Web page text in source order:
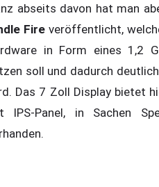
abseits davon hat man
Fireveröffentlicht,
in Form eines 1,2
soll und dadurch
Das 7 Zoll Display bietet
IPS-Panel, in Sachen